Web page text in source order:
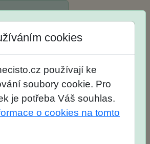
na školní
Košík
cookies
používají ke
soubory cookie. Pro
je potřeba Váš souhlas.
o cookies na tomto